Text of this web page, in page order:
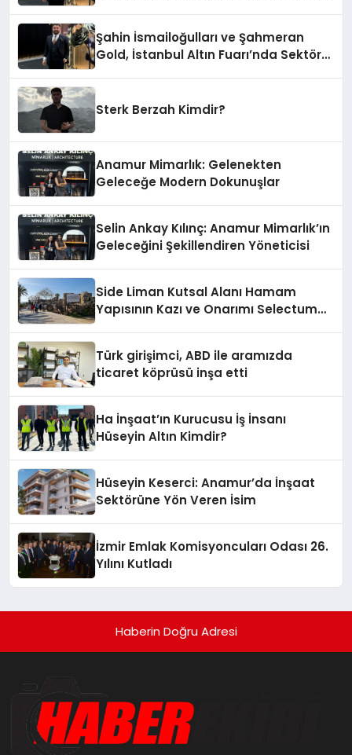
Şahin İsmailoğulları ve Şahmeran
Gold, İstanbul Altın Fuarı’nda Sektöre
Sterk Berzah Kimdir?
Anamur Mimarlık: Gelenekten
Geleceğe Modern Dokunuşlar
Selin Ankay Kılınç: Anamur Mimarlık’ın
Geleceğini Şekillendiren Yöneticisi
Side Liman Kutsal Alanı Hamam
Yapısının Kazı ve Onarımı Selectum
Türk girişimci, ABD ile aramızda
ticaret köprüsü inşa etti
Ha İnşaat’ın Kurucusu İş İnsanı
Hüseyin Altın Kimdir?
Hüseyin Keserci: Anamur’da İnşaat
Sektörüne Yön Veren İsim
İzmir Emlak Komisyoncuları Odası 26.
Yılını Kutladı
Haberin Doğru Adresi